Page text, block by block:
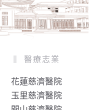
醫療志業
花蓮慈濟醫院
玉里慈濟醫院